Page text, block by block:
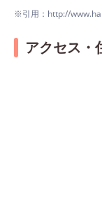
※引用：http://
アクセス・